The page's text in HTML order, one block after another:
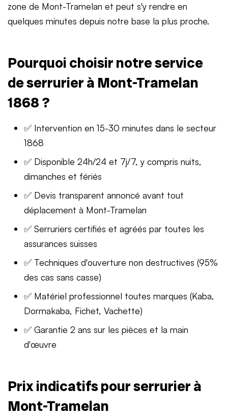
zone de Mont-Tramelan et peut s'y rendre en
quelques minutes depuis notre base la plus proche.
Pourquoi choisir notre service
de serrurier à Mont-Tramelan
1868 ?
✅ Intervention en 15-30 minutes dans le secteur
1868
✅ Disponible 24h/24 et 7j/7, y compris nuits,
dimanches et fériés
✅ Devis transparent annoncé avant tout
déplacement à Mont-Tramelan
✅ Serruriers certifiés et agréés par toutes les
assurances suisses
✅ Techniques d'ouverture non destructives (95%
des cas sans casse)
✅ Matériel professionnel toutes marques (Kaba,
Dormakaba, Fichet, Vachette)
✅ Garantie 2 ans sur les pièces et la main
d'œuvre
Prix indicatifs pour serrurier à
Mont-Tramelan